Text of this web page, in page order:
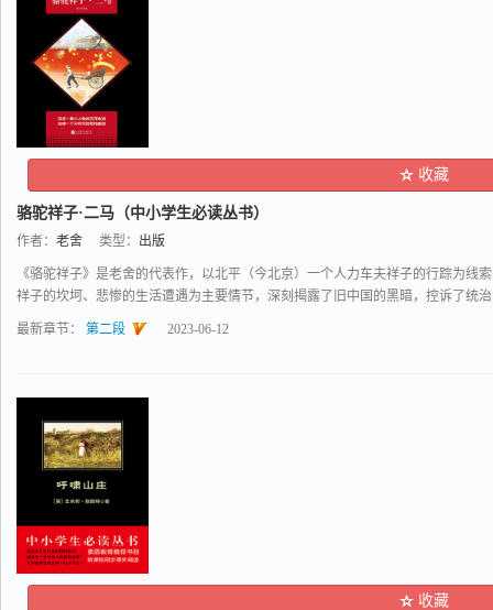
收藏
骆驼祥子·二马（中小学生必读丛书）
作者： 老舍 类型： 出版
《骆驼祥子》是老舍的代表作，以北平（今北京）一个人力车夫祥子的行踪为线
祥子的坎坷、悲惨的生活遭遇为主要情节，深刻揭露了旧中国的黑暗，控诉了统
最新章节： 第二段 2023-06-12
收藏